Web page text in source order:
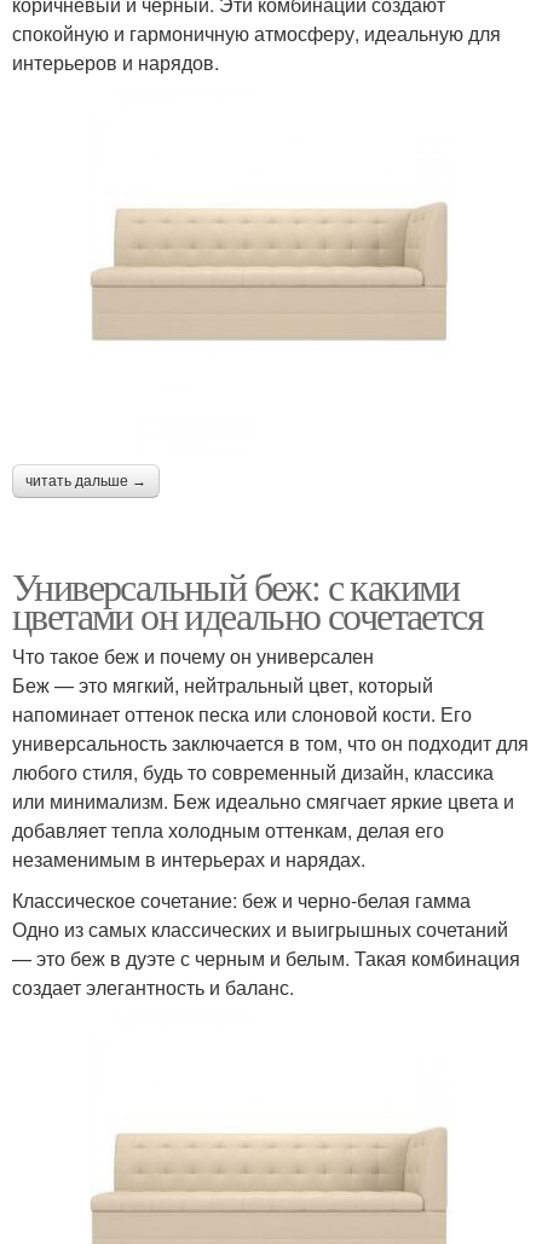
спокойную и гармоничную атмосферу, идеальную для
интерьеров и нарядов.
читать дальше →
Универсальный беж: с какими
цветами он идеально сочетается
Что такое беж и почему он универсален
Беж — это мягкий, нейтральный цвет, который
напоминает оттенок песка или слоновой кости. Его
универсальность заключается в том, что он подходит для
любого стиля, будь то современный дизайн, классика
или минимализм. Беж идеально смягчает яркие цвета и
добавляет тепла холодным оттенкам, делая его
незаменимым в интерьерах и нарядах.
Классическое сочетание: беж и черно-белая гамма
Одно из самых классических и выигрышных сочетаний
— это беж в дуэте с черным и белым. Такая комбинация
создает элегантность и баланс.